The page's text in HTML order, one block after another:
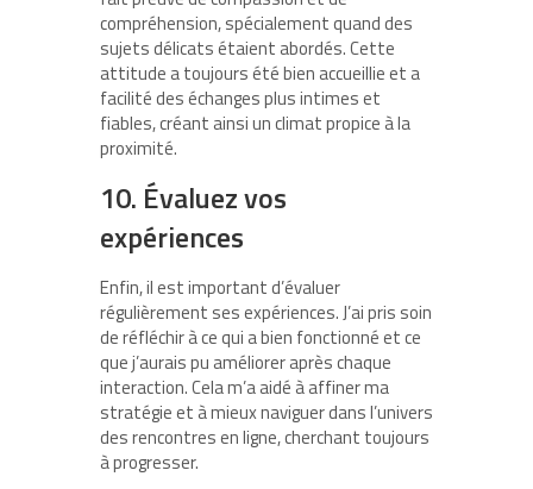
compréhension, spécialement quand des
sujets délicats étaient abordés. Cette
attitude a toujours été bien accueillie et a
facilité des échanges plus intimes et
fiables, créant ainsi un climat propice à la
proximité.
10. Évaluez vos
expériences
Enfin, il est important d’évaluer
régulièrement ses expériences. J’ai pris soin
de réfléchir à ce qui a bien fonctionné et ce
que j’aurais pu améliorer après chaque
interaction. Cela m’a aidé à affiner ma
stratégie et à mieux naviguer dans l’univers
des rencontres en ligne, cherchant toujours
à progresser.